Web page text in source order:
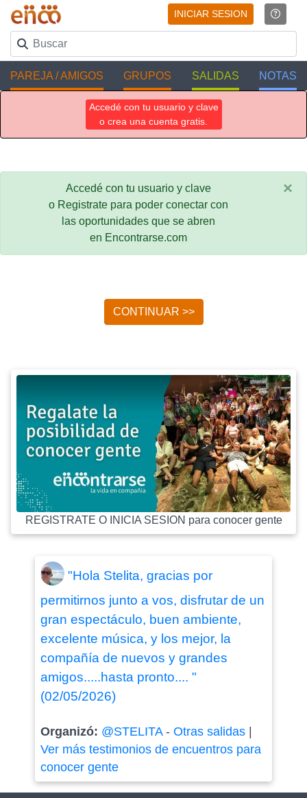
INICIAR SESION
PAREJA / AMIGOS GRUPOS SALIDAS NOTAS
Accedé con tu usuario y clave
o crea una cuenta gratis.
Accedé con tu usuario y clave
o Registrate para poder conectar con
las oportunidades que se abren
en Encontrarse.com
×
CONTINUAR >>
REGISTRATE O INICIA SESION para conocer gente
"Hola Stelita, gracias por
permitirnos junto a vos, disfrutar de un
gran espectáculo, buen ambiente,
excelente música, y los mejor, la
compañía de nuevos y grandes
amigos.....hasta pronto.... "
(02/05/2026)
Organizó: @STELITA- Otras salidas|
Ver más testimonios de encuentros para
conocer gente